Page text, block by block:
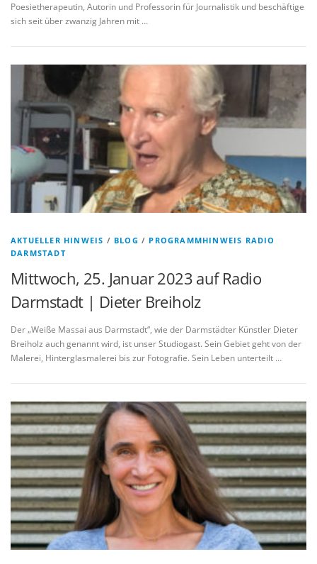
Poesietherapeutin, Autorin und Professorin für Journalistik und beschäftige
sich seit über zwanzig Jahren mit …
AKTUELLER HINWEIS / BLOG / PROGRAMMHINWEIS RADIO
DARMSTADT
Mittwoch, 25. Januar 2023 auf Radio
Darmstadt | Dieter Breiholz
Der „Weiße Massai aus Darmstadt“, wie der Darmstädter Künstler Dieter
Breiholz auch genannt wird, ist unser Studiogast. Sein Gebiet geht von der
Malerei, Hinterglasmalerei bis zur Fotografie. Sein Leben unterteilt …